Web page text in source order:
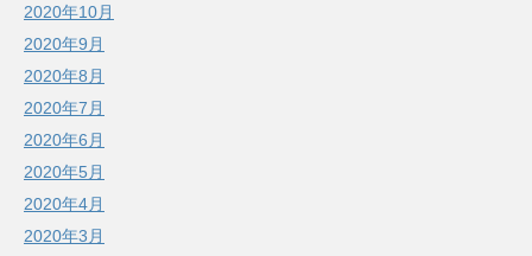
2020年10月
2020年9月
2020年8月
2020年7月
2020年6月
2020年5月
2020年4月
2020年3月